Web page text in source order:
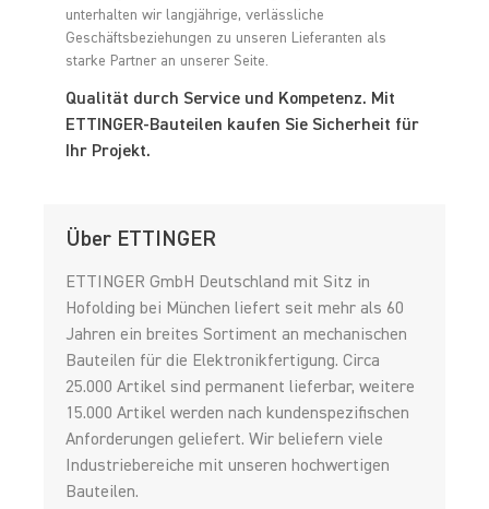
unterhalten wir langjährige, verlässliche
Geschäftsbeziehungen zu unseren Lieferanten als
starke Partner an unserer Seite.
Qualität durch Service und Kompetenz. Mit
ETTINGER-Bauteilen kaufen Sie Sicherheit für
Ihr Projekt.
Über ETTINGER
ETTINGER GmbH Deutschland mit Sitz in
Hofolding bei München liefert seit mehr als 60
Jahren ein breites Sortiment an mechanischen
Bauteilen für die Elektronikfertigung. Circa
25.000 Artikel sind permanent lieferbar, weitere
15.000 Artikel werden nach kundenspezifischen
Anforderungen geliefert. Wir beliefern viele
Industriebereiche mit unseren hochwertigen
Bauteilen.